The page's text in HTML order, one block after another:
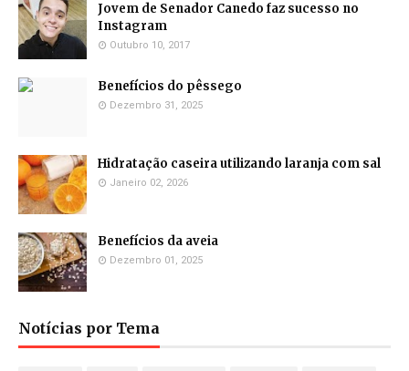
Jovem de Senador Canedo faz sucesso no
Instagram
Outubro 10, 2017
Benefícios do pêssego
Dezembro 31, 2025
Hidratação caseira utilizando laranja com sal
Janeiro 02, 2026
Benefícios da aveia
Dezembro 01, 2025
Notícias por Tema